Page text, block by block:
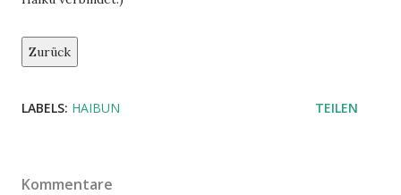
Zurück
LABELS: HAIBUN TEILEN
Kommentare